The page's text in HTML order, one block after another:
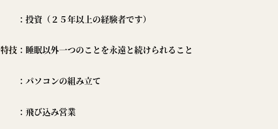
：投資（２５年以上の経験者です）
特技 ：睡眠以外一つのことを永遠と続けられること
：パソコンの組み立て
：飛び込み営業